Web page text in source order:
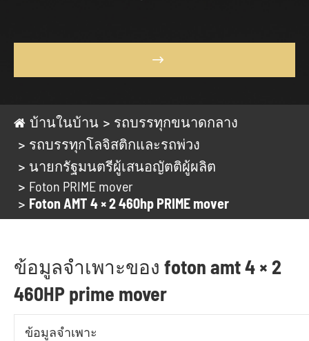

บ้านในบ้าน
รถบรรทุกขนาดกลาง
รถบรรทุกโลจิสติกและรถพ่วง
นายกรัฐมนตรีผู้เสนอญัตติผู้ผลิต
Foton PRIME mover
Foton AMT 4 × 2 460hp PRIME mover
ข้อมูลจำเพาะของ foton amt 4 × 2
460HP prime mover
ข้อมูลจำเพาะ